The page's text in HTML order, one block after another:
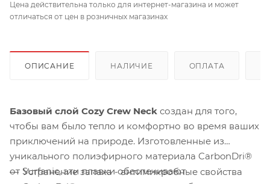
Цена действительна только для интернет-магазина и может
отличаться от цен в розничных магазинах
ОПИСАНИЕ НАЛИЧИЕ ОПЛАТА
Базовый слой Cozy Crew Neck создан для того,
чтобы вам было тепло и комфортно во время ваших
приключений на природе. Изготовленные из
уникального полиэфирного материала CarbonDri®
от Surfanic, эти плавки обеспечивают
Устранение запаха - антимикробные свойства